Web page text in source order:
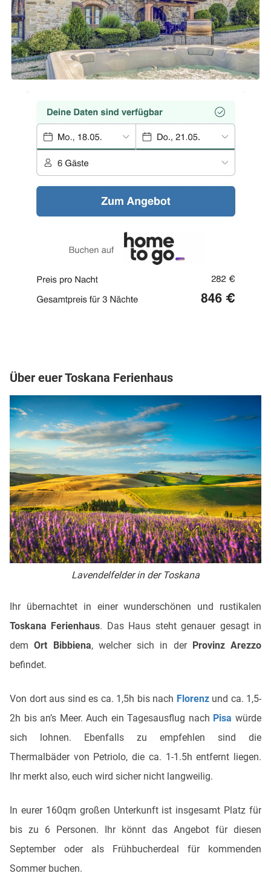
Über euer Toskana Ferienhaus
Lavendelfelder in der Toskana
Ihr übernachtet in einer wunderschönen und rustikalen
Toskana Ferienhaus. Das Haus steht genauer gesagt in
demOrt Bibbiena, welcher sich in der Provinz Arezzo
befindet.
Von dort aus sind es ca. 1,5h bis nach Florenzund ca. 1,5-
2h bis an’s Meer. Auch ein Tagesausflug nach Pisa würde
sich lohnen. Ebenfalls zu empfehlen sind die
Thermalbäder von Petriolo, die ca. 1-1.5h entfernt liegen.
Ihr merkt also, euch wird sicher nicht langweilig.
In eurer 160qm großen Unterkunft ist insgesamt Platz für
bis zu 6 Personen. Ihr könnt das Angebot für diesen
September oder als Frühbucherdeal für kommenden
Sommer buchen.